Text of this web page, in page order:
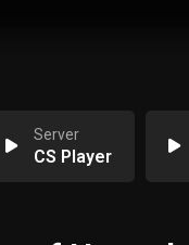
Server
CS Player